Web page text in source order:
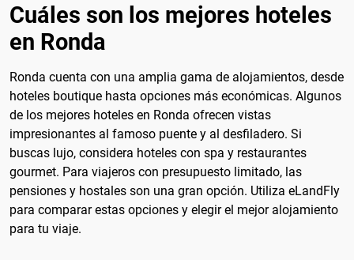
Cuáles son los mejores hoteles
en Ronda
Ronda cuenta con una amplia gama de alojamientos, desde
hoteles boutique hasta opciones más económicas. Algunos
de los mejores hoteles en Ronda ofrecen vistas
impresionantes al famoso puente y al desfiladero. Si
buscas lujo, considera hoteles con spa y restaurantes
gourmet. Para viajeros con presupuesto limitado, las
pensiones y hostales son una gran opción. Utiliza eLandFly
para comparar estas opciones y elegir el mejor alojamiento
para tu viaje.